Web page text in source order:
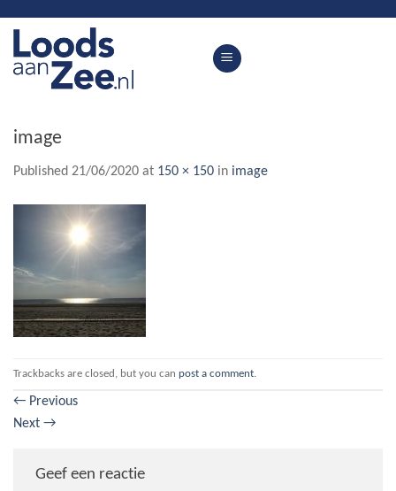
content
image
Published 21/06/2020 at 150 × 150 in image
Trackbacks are closed, but you can post a comment
← Previous
Next →
Geef een reactie